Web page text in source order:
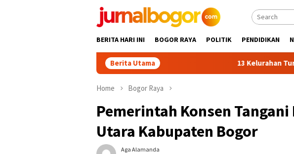
BERITA HARI INI BOGOR RAYA POLITIK PENDIDIKAN
Berita Utama 13 Kelurahan Turunkan
Home Bogor Raya
Pemerintah Konsen
Utara Kabupaten Bogor
Aga Alamanda